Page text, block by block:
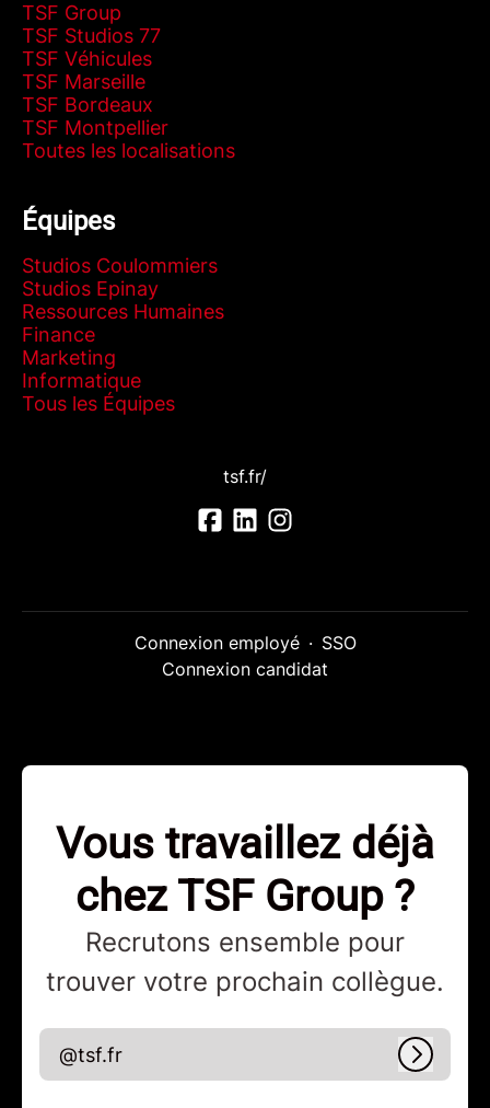
TSF Group
TSF Studios 77
TSF Véhicules
TSF Marseille
TSF Bordeaux
TSF Montpellier
Toutes les localisations
Équipes
Studios Coulommiers
Studios Epinay
Ressources Humaines
Finance
Marketing
Informatique
Tous les Équipes
tsf.fr/
Connexion employé · SSO
Connexion candidat
Vous travaillez déjà
chez TSF Group ?
Recrutons ensemble pour
trouver votre prochain collègue.
@tsf.fr